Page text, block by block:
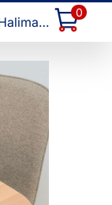
Tischläufer Plauener Spitze® - Halima #1W
0